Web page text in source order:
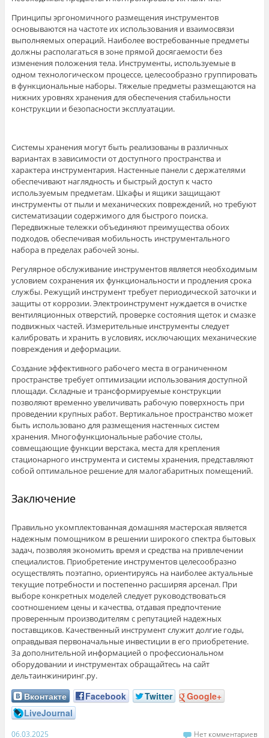
Принципы эргономичного размещения инструментов
основываются на частоте их использования и взаимосвязи
выполняемых операций. Наиболее востребованные предметы
должны располагаться в зоне прямой досягаемости без
изменения положения тела. Инструменты, используемые в
одном технологическом процессе, целесообразно группировать
в функциональные наборы. Тяжелые предметы размещаются на
нижних уровнях хранения для обеспечения стабильности
конструкции и безопасности эксплуатации.
Системы хранения могут быть реализованы в различных
вариантах в зависимости от доступного пространства и
характера инструментария. Настенные панели с держателями
обеспечивают наглядность и быстрый доступ к часто
используемым предметам. Шкафы и ящики защищают
инструменты от пыли и механических повреждений, но требуют
систематизации содержимого для быстрого поиска.
Передвижные тележки объединяют преимущества обоих
подходов, обеспечивая мобильность инструментального
набора в пределах рабочей зоны.
Регулярное обслуживание инструментов является необходимым
условием сохранения их функциональности и продления срока
службы. Режущий инструмент требует периодической заточки и
защиты от коррозии. Электроинструмент нуждается в очистке
вентиляционных отверстий, проверке состояния щеток и смазке
подвижных частей. Измерительные инструменты следует
калибровать и хранить в условиях, исключающих механические
повреждения и деформации.
Создание эффективного рабочего места в ограниченном
пространстве требует оптимизации использования доступной
площади. Складные и трансформируемые конструкции
позволяют временно увеличивать рабочую поверхность при
проведении крупных работ. Вертикальное пространство может
быть использовано для размещения настенных систем
хранения. Многофункциональные рабочие столы,
совмещающие функции верстака, места для крепления
стационарного инструмента и системы хранения, представляют
собой оптимальное решение для малогабаритных помещений.
Заключение
Правильно укомплектованная домашняя мастерская является
надежным помощником в решении широкого спектра бытовых
задач, позволяя экономить время и средства на привлечении
специалистов. Приобретение инструментов целесообразно
осуществлять поэтапно, ориентируясь на наиболее актуальные
текущие потребности и постепенно расширяя арсенал. При
выборе конкретных моделей следует руководствоваться
соотношением цены и качества, отдавая предпочтение
проверенным производителям с репутацией надежных
поставщиков. Качественный инструмент служит долгие годы,
оправдывая первоначальные инвестиции в его приобретение.
За дополнительной информацией о профессиональном
оборудовании и инструментах обращайтесь на сайт
дельтаинжиниринг.ру.
Вконтакте Facebook Twitter
Google+
LiveJournal
06.03.2025 Нет комментариев